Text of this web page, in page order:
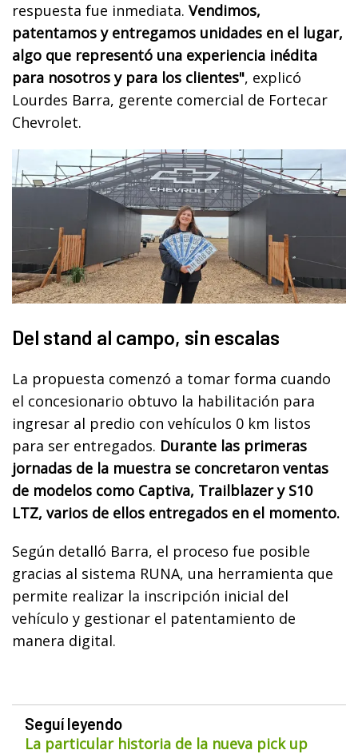
respuesta fue inmediata. Vendimos,
patentamos y entregamos unidades en el lugar,
algo que representó una experiencia inédita
para nosotros y para los clientes", explicó
Lourdes Barra, gerente comercial de Fortecar
Chevrolet.
Del stand al campo, sin escalas
La propuesta comenzó a tomar forma cuando
el concesionario obtuvo la habilitación para
ingresar al predio con vehículos 0 km listos
para ser entregados. Durante las primeras
jornadas de la muestra se concretaron ventas
de modelos como Captiva, Trailblazer y S10
LTZ, varios de ellos entregados en el momento.
Según detalló Barra, el proceso fue posible
gracias al sistema RUNA, una herramienta que
permite realizar la inscripción inicial del
vehículo y gestionar el patentamiento de
manera digital.
Seguí leyendo
La particular historia de la nueva pick up